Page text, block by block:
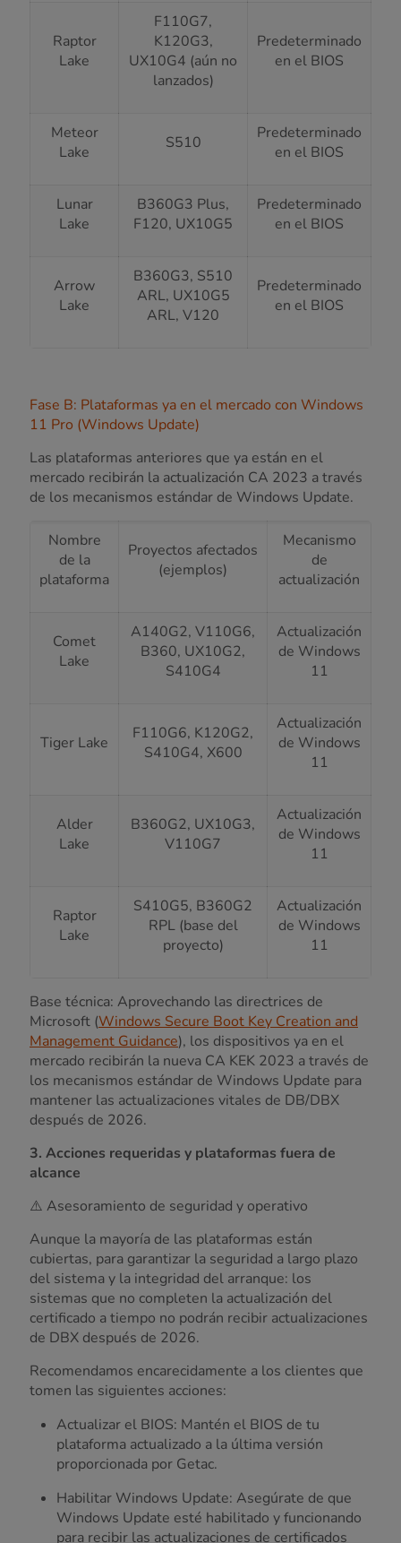
Raptor
Lake
F110G7,
K120G3,
UX10G4 (aún no
lanzados)
Predeterminado
en el BIOS
Meteor
Lake
S510
Predeterminado
en el BIOS
Lunar
Lake
B360G3 Plus,
F120, UX10G5
Predeterminado
en el BIOS
Arrow
Lake
B360G3, S510
ARL, UX10G5
ARL, V120
Predeterminado
en el BIOS
Fase B: Plataformas ya en el mercado con Windows
11 Pro (Windows Update)
Las plataformas anteriores que ya están en el
mercado recibirán la actualización CA 2023 a través
de los mecanismos estándar de Windows Update.
Nombre
de la
plataforma
Proyectos afectados
(ejemplos)
Mecanismo
de
actualización
Comet
Lake
A140G2, V110G6,
B360, UX10G2,
S410G4
Actualización
de Windows
11
Tiger Lake
F110G6, K120G2,
S410G4, X600
Actualización
de Windows
11
Alder
Lake
B360G2, UX10G3,
V110G7
Actualización
de Windows
11
Raptor
Lake
S410G5, B360G2
RPL (base del
proyecto)
Actualización
de Windows
11
Base técnica: Aprovechando las directrices de
Microsoft (Windows Secure Boot Key Creation and
Management Guidance), los dispositivos ya en el
mercado recibirán la nueva CA KEK 2023 a través de
los mecanismos estándar de Windows Update para
mantener las actualizaciones vitales de DB/DBX
después de 2026.
3. Acciones requeridas y plataformas fuera de
alcance
⚠️ Asesoramiento de seguridad y operativo
Aunque la mayoría de las plataformas están
cubiertas, para garantizar la seguridad a largo plazo
del sistema y la integridad del arranque: los
sistemas que no completen la actualización del
certificado a tiempo no podrán recibir actualizaciones
de DBX después de 2026.
Recomendamos encarecidamente a los clientes que
tomen las siguientes acciones:
Actualizar el BIOS: Mantén el BIOS de tu
plataforma actualizado a la última versión
proporcionada por Getac.
Habilitar Windows Update: Asegúrate de que
Windows Update esté habilitado y funcionando
para recibir las actualizaciones de certificados